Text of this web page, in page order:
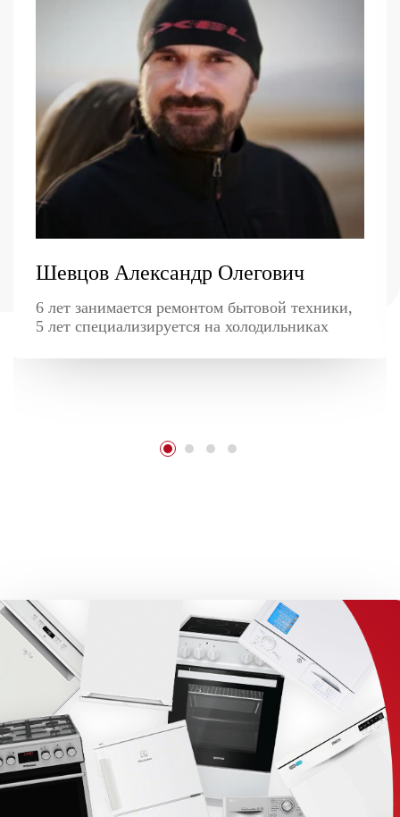
Шевцов Александр Олегович
6 лет занимается ремонтом бытовой техники,
5 лет специализируется на холодильниках